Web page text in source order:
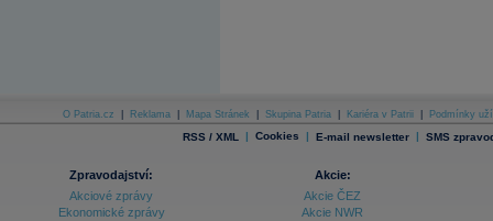
O Patria.cz Reklama Mapa Stránek Skupina Patria Kariéra v Patrii Podmínky
RSS / XML | Cookies | E-mail newsletter | SMS
Zpravodajství:
Akciové zprávy
Ekonomické zprávy
Akcie:
Akcie ČEZ
Akcie NWR